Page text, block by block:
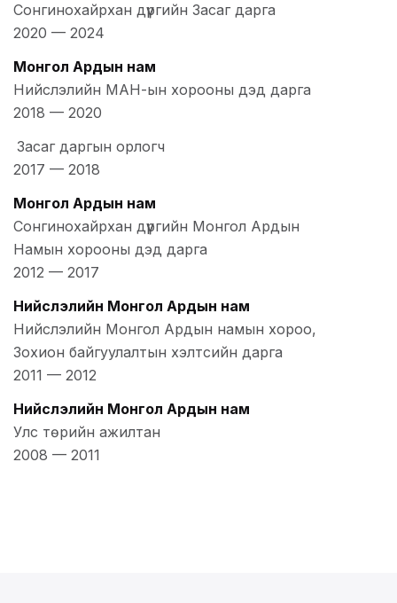
Сонгинохайрхан дүүргийн Засаг дарга
2020 — 2024
Монгол Ардын нам
Нийслэлийн МАН-ын хорооны дэд дарга
2018 — 2020
Засаг даргын орлогч
2017 — 2018
Монгол Ардын нам
Сонгинохайрхан дүүргийн Монгол Ардын
Намын хорооны дэд дарга
2012 — 2017
Нийслэлийн Монгол Ардын нам
Нийслэлийн Монгол Ардын намын хороо,
Зохион байгуулалтын хэлтсийн дарга
2011 — 2012
Нийслэлийн Монгол Ардын нам
Улс төрийн ажилтан
2008 — 2011